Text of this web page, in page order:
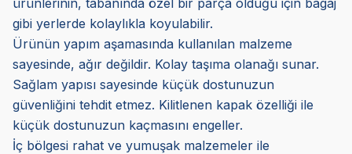
gibi yerlerde kolaylıkla koyulabilir.
Ürünün yapım aşamasında kullanılan malzeme
sayesinde, ağır değildir. Kolay taşıma olanağı sunar.
Sağlam yapısı sayesinde küçük dostunuzun
güvenliğini tehdit etmez. Kilitlenen kapak özelliği ile
küçük dostunuzun kaçmasını engeller.
İç bölgesi rahat ve yumuşak malzemeler ile